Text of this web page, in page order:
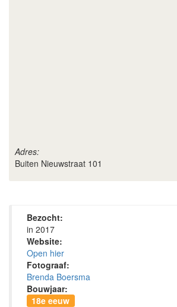
Adres:
Buiten Nieuwstraat 101
Bezocht:
in 2017
Website:
Open hier
Fotograaf:
Brenda Boersma
Bouwjaar:
18e eeuw